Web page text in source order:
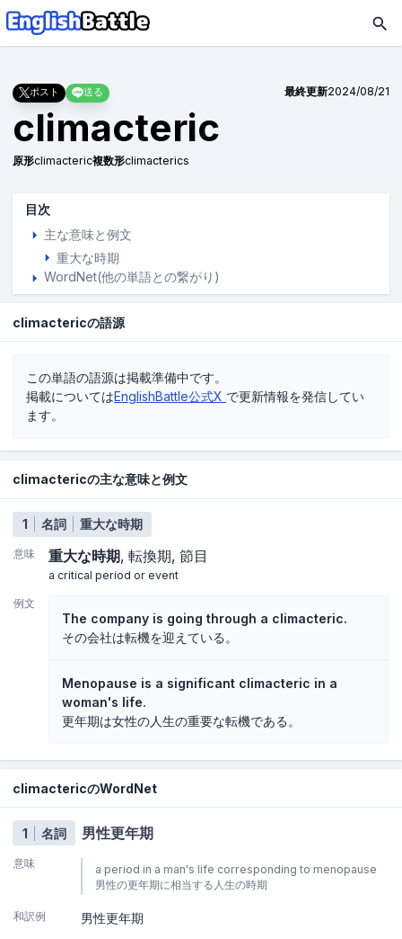
ポスト 送る 最終更新2024/08/21
climacteric
原形climacteric複数形climacterics
目次
主な意味と例文
重大な時期
WordNet(他の単語との繋がり)
climactericの語源
この単語の語源は掲載準備中です。
掲載についてはEnglishBattle公式X で更新情報を発信してい
ます。
climactericの主な意味と例文
1 名詞 重大な時期
意味 重大な時期 転換期 節目
a critical period or event
例文
The company is going through a climacteric.
その会社は転機を迎えている。
Menopause is a significant climacteric in a
woman's life.
更年期は女性の人生の重要な転機である。
climactericのWordNet
1 名詞 男性更年期
意味
a period in a man's life corresponding to menopause
男性の更年期に相当する人生の時期
和訳例 男性更年期